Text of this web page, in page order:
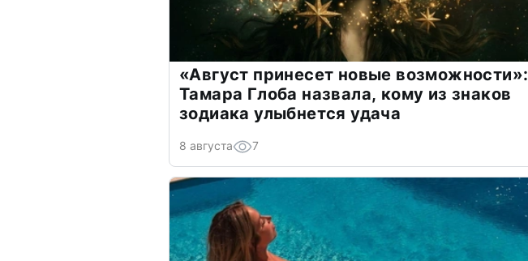
«Август принесет новые возможности»:
Тамара Глоба назвала, кому из знаков
зодиака улыбнется удача
8 августа 7